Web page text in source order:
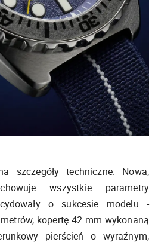
szczegóły techniczne. Nowa,
wszystkie parametry
o sukcesie modelu -
kopertę 42 mm wykonaną
pierścień o wyraźnym,